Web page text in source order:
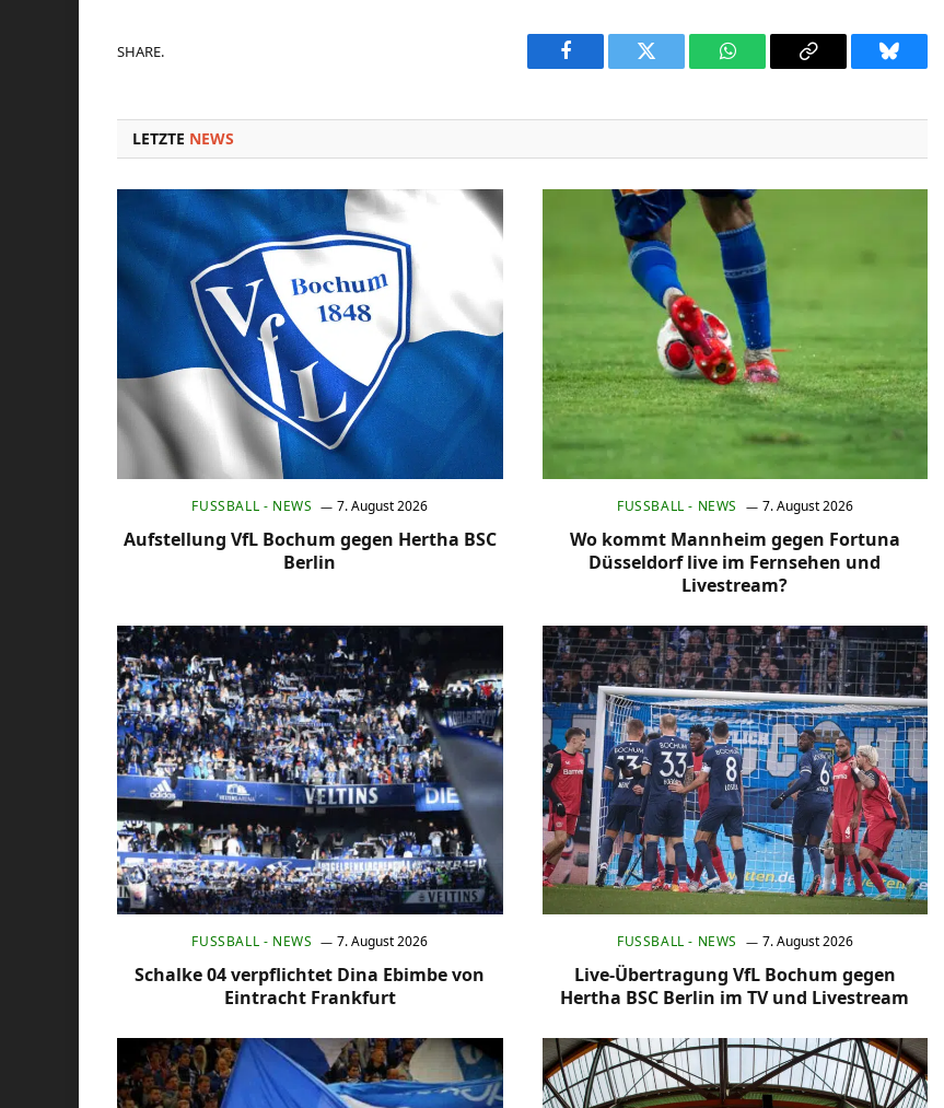
SHARE.
Facebook Twitter WhatsAppCopy
Bluesky
LETZTE NEWS
FUSSBALL - NEWS 7. August 2026
Aufstellung VfL Bochum gegen Hertha BSC
Berlin
FUSSBALL - NEWS 7. August 2026
Wo kommt Mannheim gegen Fortuna
Düsseldorf live im Fernsehen und
Livestream?
FUSSBALL - NEWS 7. August 2026
Schalke 04 verpflichtet Dina Ebimbe von
Eintracht Frankfurt
FUSSBALL - NEWS 7. August 2026
Live-Übertragung VfL Bochum gegen
Hertha BSC Berlin im TV und Livestream